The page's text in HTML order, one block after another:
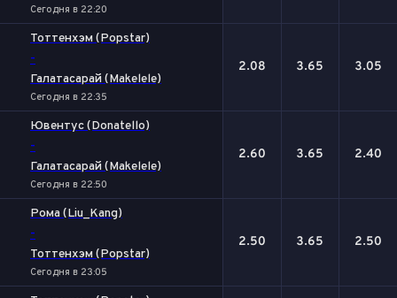
Сегодня в 22:20
Тоттенхэм (Popstar)
-
Галатасарай (Makelele)
Сегодня в 22:35
2.08 3.65 3.05
Ювентус (Donatello)
-
Галатасарай (Makelele)
Сегодня в 22:50
2.60 3.65 2.40
Рома (Liu_Kang)
-
Тоттенхэм (Popstar)
Сегодня в 23:05
2.50 3.65 2.50